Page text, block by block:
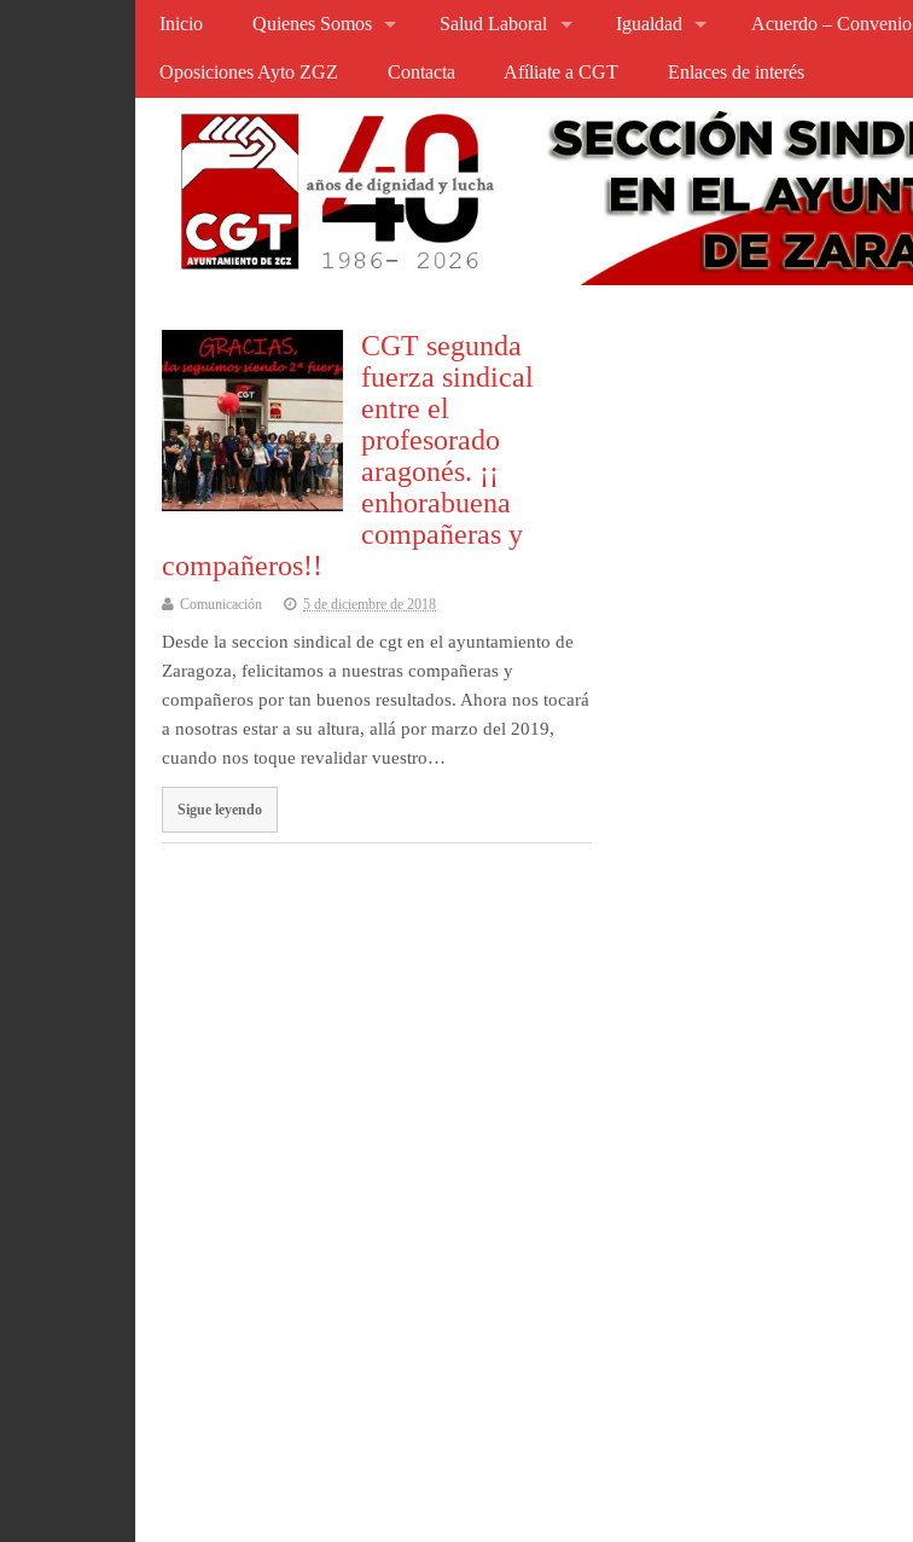
Inicio Quienes Somos Salud Laboral Igualdad Acuerdo – Convenio
Oposiciones Ayto ZGZ Contacta Afíliate a CGT Enlaces de interés
CGT segunda
fuerza sindical
entre el
profesorado
aragonés. ¡¡
enhorabuena
compañeras y
compañeros!!
Comunicación 5 de diciembre de 2018
Desde la seccion sindical de cgt en el ayuntamiento de
Zaragoza, felicitamos a nuestras compañeras y
compañeros por tan buenos resultados. Ahora nos tocará
a nosotras estar a su altura, allá por marzo del 2019,
cuando nos toque revalidar vuestro…
Sigue leyendo